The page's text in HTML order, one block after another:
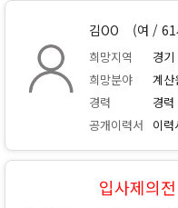
김OO (여 / 61
희망지역
경
희망분야
계산
경력
경
공개이력서
이력
입사제의